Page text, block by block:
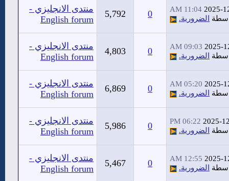
2025-
11:04 AM
الضرورية. 0
5,792
منتدى الانجليزي -
English forum
2025-
09:03 AM
الضرورية. 0
4,803
منتدى الانجليزي -
English forum
2025-
05:20 AM
الضرورية. 0
6,869
منتدى الانجليزي -
English forum
2025-
06:22 PM
الضرورية. 0
5,986
منتدى الانجليزي -
English forum
2025-
12:55 AM
الضرورية. 0
5,467
منتدى الانجليزي -
English forum